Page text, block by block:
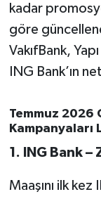
kadar
göre
VakıfBank,
ING Bank’ın
Temmuz 2026
Kampanyaları
1. ING Bank –
Maaşını ilk
Manyas
OLAY
Resmi
SAĞLIK